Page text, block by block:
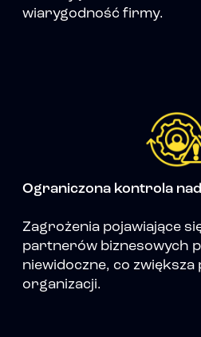
wiarygodność firmy.
Ograniczona kontrola
Zagrożenia pojawiające
partnerów biznesowych
niewidoczne, co zwiększa
organizacji.